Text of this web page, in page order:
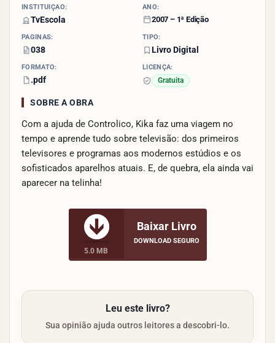
INSTITUIÇÃO:
TvEscola
ANO:
2007 – 1ª Edição
PÁGINAS:
038
TIPO:
Livro Digital
FORMATO:
.pdf
LICENÇA:
Gratuita
SOBRE A OBRA
Com a ajuda de Controlico, Kika faz uma viagem no
tempo e aprende tudo sobre televisão: dos primeiros
televisores e programas aos modernos estúdios e os
sofisticados aparelhos atuais. E, de quebra, ela ainda vai
aparecer na telinha!
5.0 MB
Baixar Livro
DOWNLOAD SEGURO
Leu este livro?
Sua opinião ajuda outros leitores a descobri-lo.